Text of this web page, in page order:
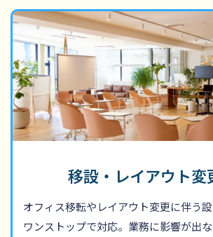
移設・レイアウト変
オフィス移転やレイアウト変更に伴う
ワンストップで対応。業務に影響が出